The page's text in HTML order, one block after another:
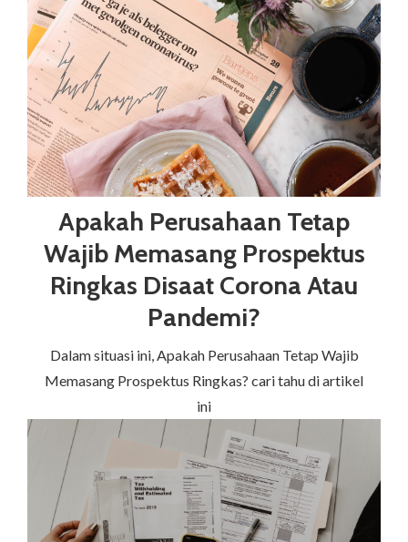
Apakah Perusahaan Tetap
Wajib Memasang Prospektus
Ringkas Disaat Corona Atau
Pandemi?
Dalam situasi ini, Apakah Perusahaan Tetap Wajib
Memasang Prospektus Ringkas? cari tahu di artikel
ini